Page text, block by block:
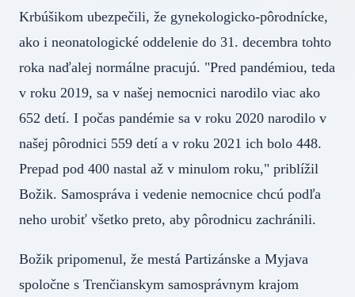
Krbúšikom ubezpečili, že gynekologicko-pôrodnícke,
ako i neonatologické oddelenie do 31. decembra tohto
roka naďalej normálne pracujú. "Pred pandémiou, teda
v roku 2019, sa v našej nemocnici narodilo viac ako
652 detí. I počas pandémie sa v roku 2020 narodilo v
našej pôrodnici 559 detí a v roku 2021 ich bolo 448.
Prepad pod 400 nastal až v minulom roku," priblížil
Božik. Samospráva i vedenie nemocnice chcú podľa
neho urobiť všetko preto, aby pôrodnicu zachránili.
Božik pripomenul, že mestá Partizánske a Myjava
spoločne s Trenčianskym samosprávnym krajom